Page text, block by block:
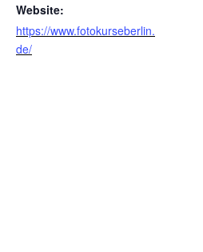
Website:
https://www.fotokurseberlin.
de/